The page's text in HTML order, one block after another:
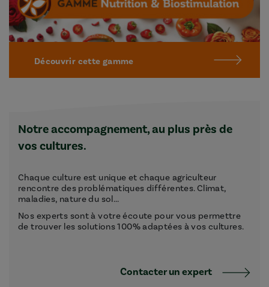
Découvrir cette gamme
Notre accompagnement, au plus près de
vos cultures.
Chaque culture est unique et chaque agriculteur
rencontre des problématiques différentes. Climat,
maladies, nature du sol...
Nos experts sont à votre écoute pour vous permettre
de trouver les solutions 100% adaptées à vos cultures.
Contacter un expert